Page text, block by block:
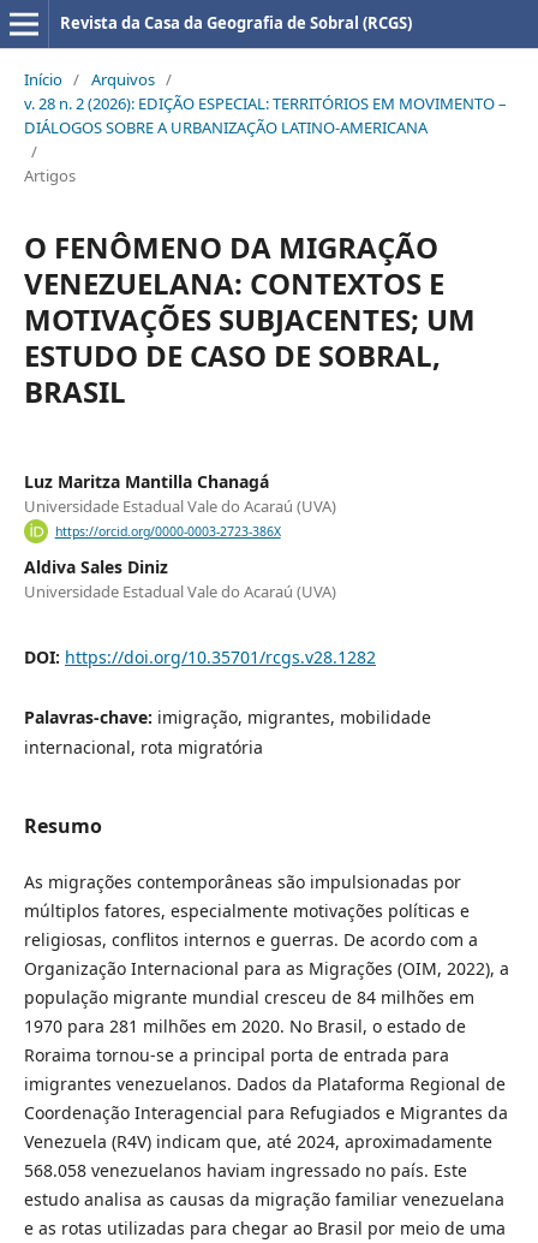
Revista da Casa da Geografia de Sobral (RCGS)
Início / Arquivos /
v. 28 n. 2 (2026): EDIÇÃO ESPECIAL: TERRITÓRIOS EM MOVIMENTO –
DIÁLOGOS SOBRE A URBANIZAÇÃO LATINO-AMERICANA
/
Artigos
O FENÔMENO DA MIGRAÇÃO
VENEZUELANA: CONTEXTOS E
MOTIVAÇÕES SUBJACENTES; UM
ESTUDO DE CASO DE SOBRAL,
BRASIL
Luz Maritza Mantilla Chanagá
Universidade Estadual Vale do Acaraú (UVA)
https://orcid.org/0000-0003-2723-386X
Aldiva Sales Diniz
Universidade Estadual Vale do Acaraú (UVA)
DOI: https://doi.org/10.35701/rcgs.v28.1282
Palavras-chave: imigração, migrantes, mobilidade
internacional, rota migratória
Resumo
As migrações contemporâneas são impulsionadas por
múltiplos fatores, especialmente motivações políticas e
religiosas, conflitos internos e guerras. De acordo com a
Organização Internacional para as Migrações (OIM, 2022), a
população migrante mundial cresceu de 84 milhões em
1970 para 281 milhões em 2020. No Brasil, o estado de
Roraima tornou-se a principal porta de entrada para
imigrantes venezuelanos. Dados da Plataforma Regional de
Coordenação Interagencial para Refugiados e Migrantes da
Venezuela (R4V) indicam que, até 2024, aproximadamente
568.058 venezuelanos haviam ingressado no país. Este
estudo analisa as causas da migração familiar venezuelana
e as rotas utilizadas para chegar ao Brasil por meio de uma